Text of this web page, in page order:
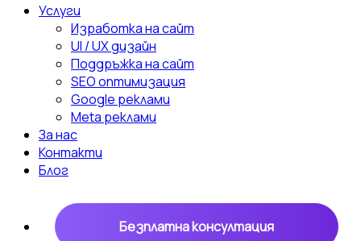
Услуги
Изработка на сайт
UI / UX дизайн
Поддръжка на сайт
SEO оптимизация
Google реклами
Meta реклами
За нас
Контакти
Блог
Безплатна консултация